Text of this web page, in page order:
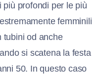
profondi per le più
femminili
tubini od anche
si scatena la festa
50. In questo caso